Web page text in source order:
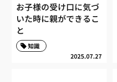
お子様の受け口に気づ
いた時に親ができるこ
と
2025.07.27
知識